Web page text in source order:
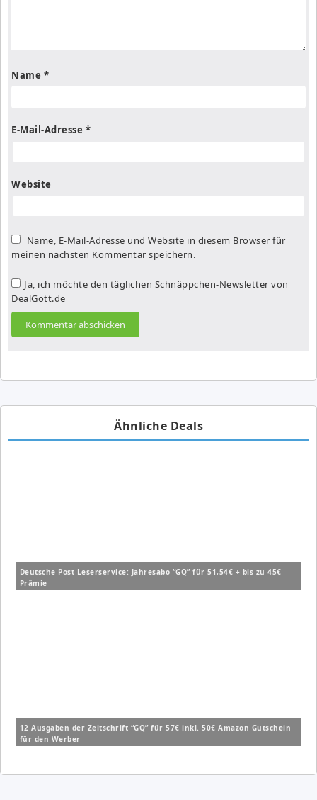
Name *
E-Mail-Adresse *
Website
Name, E-Mail-Adresse und Website in diesem Browser für
meinen nächsten Kommentar speichern.
Ja, ich möchte den täglichen Schnäppchen-Newsletter von
DealGott.de
Ähnliche Deals
Deutsche Post Leserservice: Jahresabo “GQ” für 51,54€ + bis zu 45€
Prämie
12 Ausgaben der Zeitschrift “GQ” für 57€ inkl. 50€ Amazon Gutschein
für den Werber